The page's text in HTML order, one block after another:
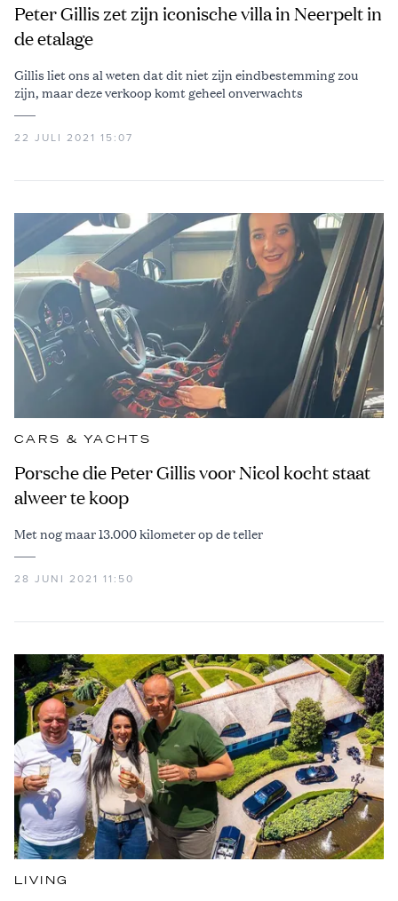
Peter Gillis zet zijn iconische villa in Neerpelt in
de etalage
Gillis liet ons al weten dat dit niet zijn eindbestemming zou
zijn, maar deze verkoop komt geheel onverwachts
22 JULI 2021 15:07
CARS & YACHTS
Porsche die Peter Gillis voor Nicol kocht staat
alweer te koop
Met nog maar 13.000 kilometer op de teller
28 JUNI 2021 11:50
LIVING